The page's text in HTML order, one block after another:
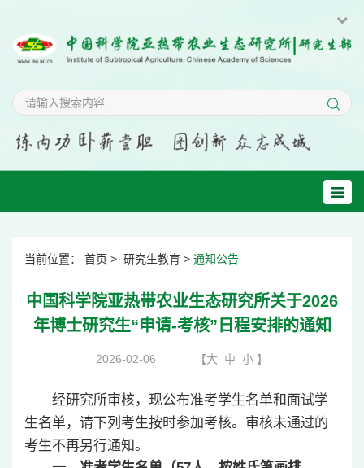
当前位置： 首页 > 研究生教育 > 通知公告
中国科学院亚热带农业生态研究所关于2026
年博士研究生“申请-考核”日程安排的通知
2026-02-06 【大 中 小 】
经研究所审核，现公布准考学生名单和面试学
生名单，请下列考生按时参加考核。审核未通过的
考生不再另行通知。